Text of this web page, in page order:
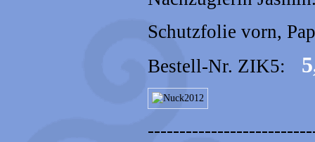
Schutzfolie vorn,
Bestell-Nr. ZIK5: